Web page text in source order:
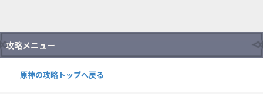
攻略メニュー
原神の攻略トップへ戻る